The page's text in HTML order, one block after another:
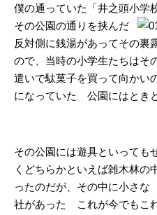
僕の通っていた「井之頭小学
その公園の通りを挟んだ
反対側に銭湯があってその裏
ので、当時の小学生たちはそ
遣いで駄菓子を買って向かい
になっていた 公園にはとき
その公園には遊具といっても
くどちらかといえば雑木林の
ったのだが、その中に小さな
社があった これが今でもこ